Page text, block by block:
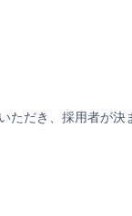
だき、採用者が決